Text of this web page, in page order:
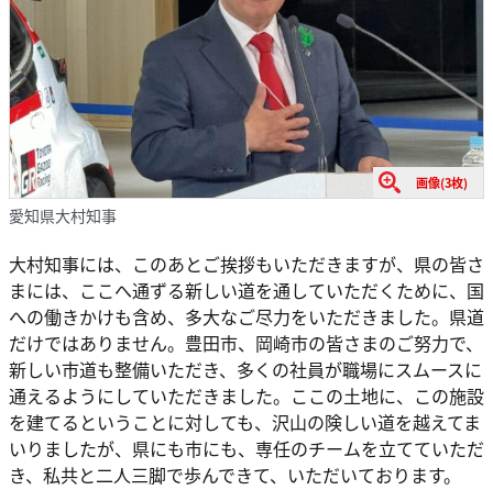
画像(3枚)
愛知県大村知事
大村知事には、このあとご挨拶もいただきますが、県の皆さ
まには、ここへ通ずる新しい道を通していただくために、国
への働きかけも含め、多大なご尽力をいただきました。県道
だけではありません。豊田市、岡崎市の皆さまのご努力で、
新しい市道も整備いただき、多くの社員が職場にスムースに
通えるようにしていただきました。ここの土地に、この施設
を建てるということに対しても、沢山の険しい道を越えてま
いりましたが、県にも市にも、専任のチームを立てていただ
き、私共と二人三脚で歩んできて、いただいております。